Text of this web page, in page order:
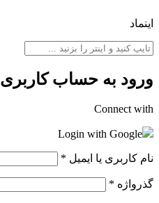
اینماد
ورود به حساب کاربری
Connect with
Login with Google
نام کاربری یا ایمیل *
گذرواژه *